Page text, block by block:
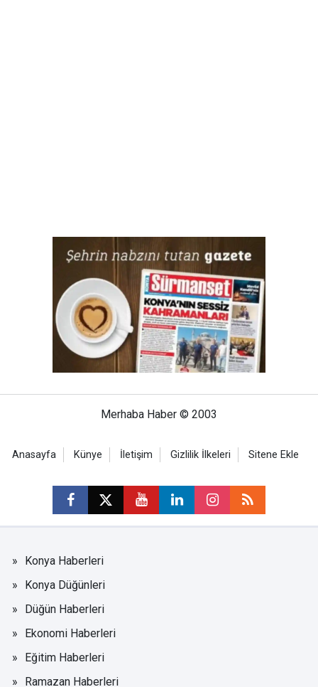
Merhaba Haber © 2003
Anasayfa Künye İletişim Gizlilik İlkeleri Sitene Ekle
Konya Haberleri
Konya Düğünleri
Düğün Haberleri
Ekonomi Haberleri
Eğitim Haberleri
Ramazan Haberleri